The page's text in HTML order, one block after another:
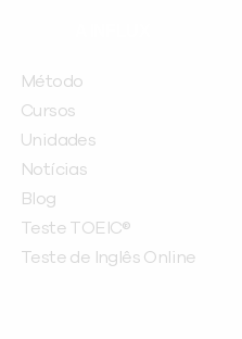
Método
Cursos
Unidades
Notícias
Blog
Teste TOEIC®
Teste de Inglês Online